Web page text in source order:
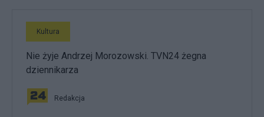
Kultura
Nie żyje Andrzej Morozowski. TVN24 żegna
dziennikarza
Redakcja